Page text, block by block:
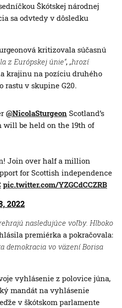
Škótskej národnej
sa odvtedy v dôsledku
kritizovala súčasnú
z Európskej únie“, „hrozí
krajinu na pozíciu druhého
rastu v skupine G20.
@NicolaSturgeon Scotland’s
be held on the 19th of
Join over half a million
for Scottish independence
pic.twitter.com/YZGCdCCZRB
2022
nasledujúce voľby. Hlboko
premiérka a pokračovala:
demokracia vo väzení Borisa
vyhlásenie z polovice júna,
mandát na vyhlásenie
v škótskom parlamente